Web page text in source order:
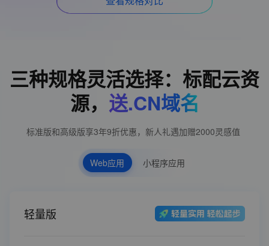
三种规格灵活选择：标配云资
源， 送.CN域名
标准版和高级版享3年9折优惠，新人礼遇加赠2000灵感值
Web应用 小程序应用
轻量版